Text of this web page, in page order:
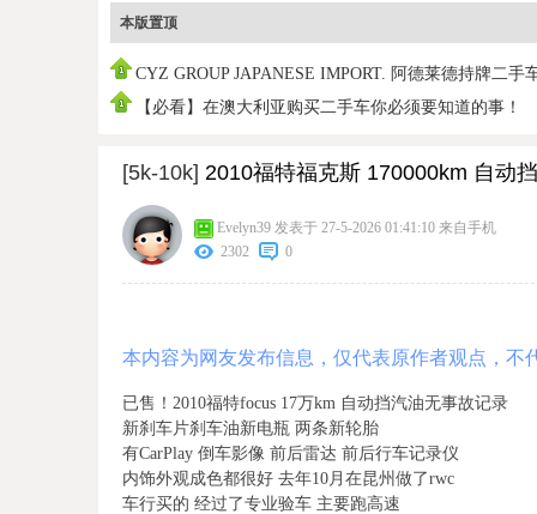
本版置顶
CYZ GROUP JAPANESE IMPORT. 阿德莱德持牌二手
销商 【必看】在澳大利亚购买二手车你必须要知道的事！
[5k-10k] 2010福特福克斯 170000km 自动
Evelyn39 发表于 27-5-2026 01:41:10 来自手机
2302
0
本内容为网友发布信息，仅代表原作者观点，不
已售！2010福特focus 17万km 自动挡汽油无事故记录
新刹车片刹车油新电瓶 两条新轮胎
有CarPlay 倒车影像 前后雷达 前后行车记录仪
内饰外观成色都很好 去年10月在昆州做了rwc
车行买的 经过了专业验车 主要跑高速